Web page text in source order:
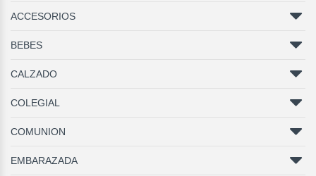
ACCESORIOS
BEBES
CALZADO
COLEGIAL
COMUNION
EMBARAZADA